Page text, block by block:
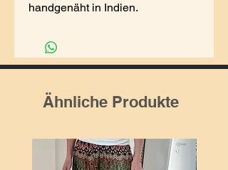
handgenäht in Indien.
Ähnliche Produkte